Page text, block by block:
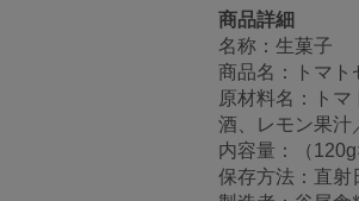
商品詳細
名称：生菓子
商品名：トマト
原材料名：ト
酒、レモン果汁
内容量：（
保存方法：直射